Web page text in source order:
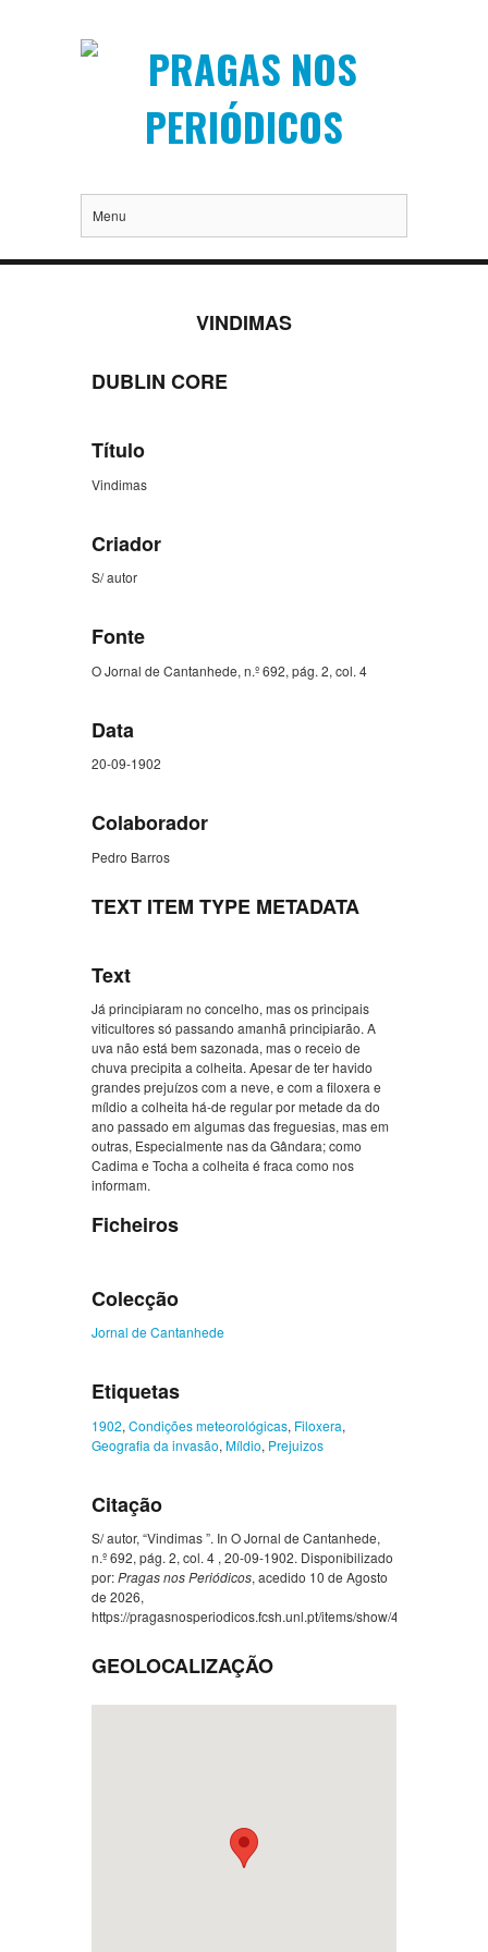
Menu
VINDIMAS
DUBLIN CORE
Título
Vindimas
Criador
S/ autor
Fonte
O Jornal de Cantanhede, n.º 692, pág. 2, col. 4
Data
20-09-1902
Colaborador
Pedro Barros
TEXT ITEM TYPE METADATA
Text
Já principiaram no concelho, mas os principais
viticultores só passando amanhã principiarão. A
uva não está bem sazonada, mas o receio de
chuva precipita a colheita. Apesar de ter havido
grandes prejuízos com a neve, e com a filoxera e
míldio a colheita há-de regular por metade da do
ano passado em algumas das freguesias, mas em
outras, Especialmente nas da Gândara; como
Cadima e Tocha a colheita é fraca como nos
informam.
Ficheiros
Colecção
Jornal de Cantanhede
Etiquetas
1902, Condições meteorológicas, Filoxera,
Geografia da invasão, Míldio, Prejuizos
Citação
S/ autor, “Vindimas ”. In O Jornal de Cantanhede,
n.º 692, pág. 2, col. 4 , 20-09-1902. Disponibilizado
por:Pragas nos Periódicos, acedido 10 de Agosto
de 2026,
https://pragasnosperiodicos.fcsh.unl.pt/items/show/477
GEOLOCALIZAÇÃO